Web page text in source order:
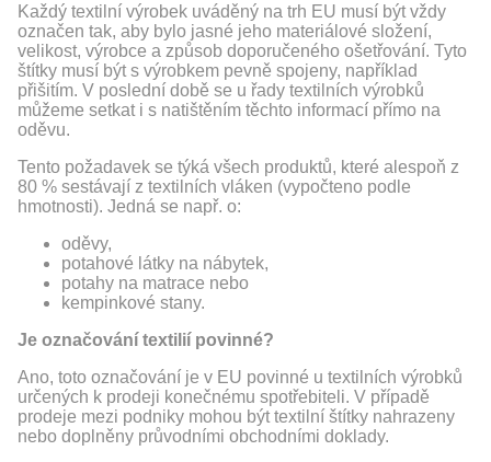
Každý textilní výrobek uváděný na trh EU musí být vždy
označen tak, aby bylo jasné jeho materiálové složení,
velikost, výrobce a způsob doporučeného ošetřování. Tyto
štítky musí být s výrobkem pevně spojeny, například
přišitím. V poslední době se u řady textilních výrobků
můžeme setkat i s natištěním těchto informací přímo na
oděvu.
Tento požadavek se týká všech produktů, které alespoň z
80 % sestávají z textilních vláken (vypočteno podle
hmotnosti). Jedná se např. o:
oděvy,
potahové látky na nábytek,
potahy na matrace nebo
kempinkové stany.
Je označování textilií povinné?
Ano, toto označování je v EU povinné u textilních výrobků
určených k prodeji konečnému spotřebiteli. V případě
prodeje mezi podniky mohou být textilní štítky nahrazeny
nebo doplněny průvodními obchodními doklady.